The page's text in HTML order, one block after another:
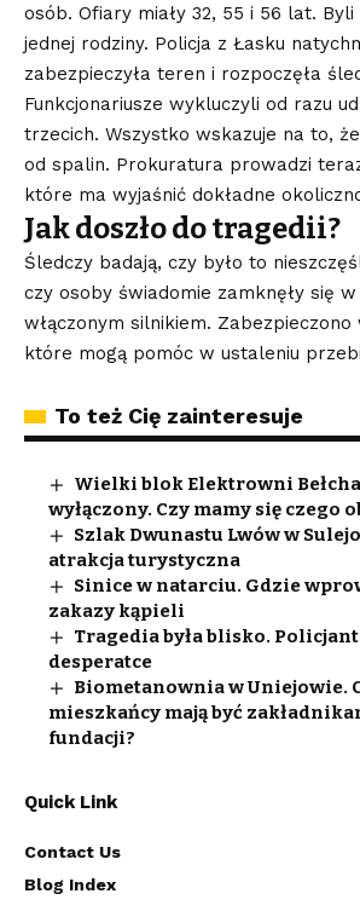
osób. Ofiary miały 32, 55 i 56 lat. Byli
jednej rodziny. Policja z Łasku
zabezpieczyła teren i rozpoczęła
Funkcjonariusze wykluczyli od razu
trzecich. Wszystko wskazuje na to,
od spalin. Prokuratura prowadzi
które ma wyjaśnić dokładne
Jak doszło do tragedii?
Śledczy badają, czy było to
czy osoby świadomie zamknęły się w
włączonym silnikiem.
które mogą pomóc w ustaleniu
To też Cię zainteresuje
Wielki blok Elektrowni
wyłączony. Czy mamy się czego
Szlak Dwunastu Lwów w
atrakcja turystyczna
Sinice w natarciu. Gdzie
zakazy kąpieli
Tragedia była blisko.
desperatce
Biometanownia w Uniejowie.
mieszkańcy mają być
fundacji?
Quick Link
Contact Us
Blog Index